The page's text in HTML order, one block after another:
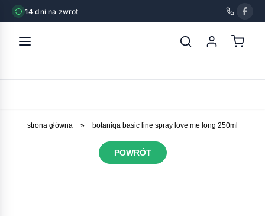
14 dni na zwrot
strona główna » botaniqa basic line spray love me long 250ml
POWRÓT